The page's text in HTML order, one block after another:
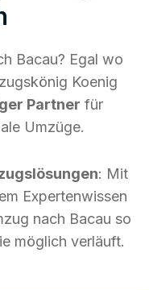
Bacau? Egal wo
Koenig
Partner für
Umzüge.
: Mit
Expertenwissen
nach Bacau so
möglich verläuft.